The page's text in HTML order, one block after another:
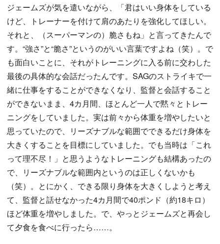
ジェームズが気を遣いながら、「君はいい身体をしている
けど、トレーナーを付けて肩のあたりを強化してほしい。
それと、（スーパーマンの）脆さもね」と言ってきたんで
す。“強さ”と“脆さ”というのがいい言葉ですよね（笑）。で
も面白いことに、それがトレーニングに入る前に交わした
最後の具体的な会話だったんです。SAGのストライキで一
緒に仕事をすることができなくなり、監督と会話すること
ができないまま、4カ月間、ほとんど一人で黙々とトレー
ニングをしていました。実は前々から体重を増やしたいと
思っていたので、リーズナブルな範囲でできるだけ身体を
大きくすることを目標にしていました。でも当時は「これ
って理不尽！」と思うようなトレーニングも結構あったの
で、リーズナブルな範囲内というのは正しくないかも
（笑）。とにかく、できる限り身体を大きくしようと考え
て、監督と話せなかった4カ月間で40ポンド（約18キロ）
ほど体重を増やしました。で、やっとジェームズと再会し
て夕食を食べに行ったら……。